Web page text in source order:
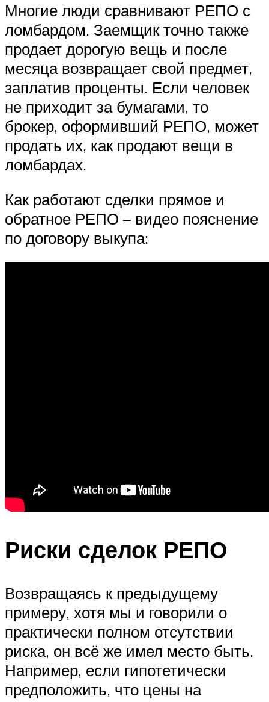
Многие люди сравнивают РЕПО с
ломбардом. Заемщик точно также
продает дорогую вещь и после
месяца возвращает свой предмет,
заплатив проценты. Если человек
не приходит за бумагами, то
брокер, оформивший РЕПО, может
продать их, как продают вещи в
ломбардах.
Как работают сделки прямое и
обратное РЕПО – видео пояснение
по договору выкупа:
Риски сделок РЕПО
Возвращаясь к предыдущему
примеру, хотя мы и говорили о
практически полном отсутствии
риска, он всё же имел место быть.
Например, если гипотетически
предположить, что цены на